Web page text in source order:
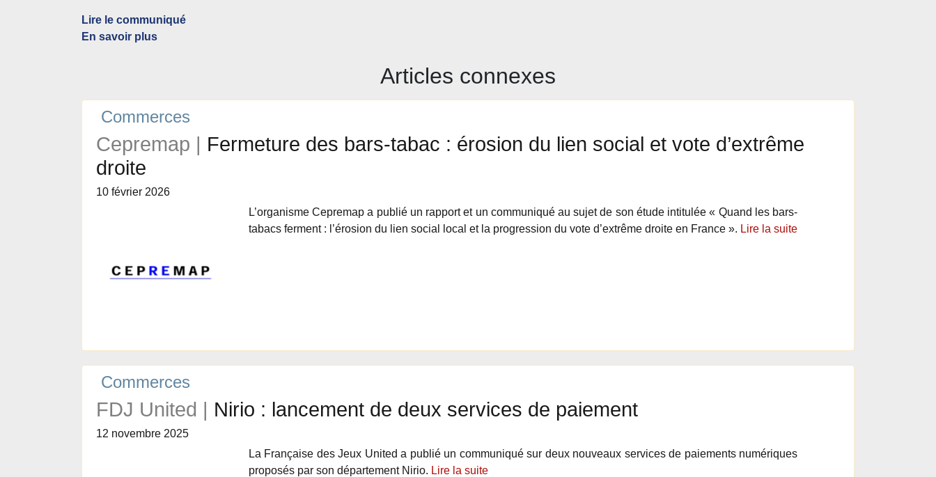
Lire le communiqué
En savoir plus
Articles connexes
Commerces
Cepremap | Fermeture des bars-tabac : érosion du lien social et vote d’extrême
droite
10 février 2026
L’organisme Cepremap a publié un rapport et un communiqué au sujet de son étude intitulée « Quand les bars-
tabacs ferment : l’érosion du lien social local et la progression du vote d’extrême droite en France ». Lire la suite
Commerces
FDJ United | Nirio : lancement de deux services de paiement
12 novembre 2025
La Française des Jeux United a publié un communiqué sur deux nouveaux services de paiements numériques
proposés par son département Nirio. Lire la suite